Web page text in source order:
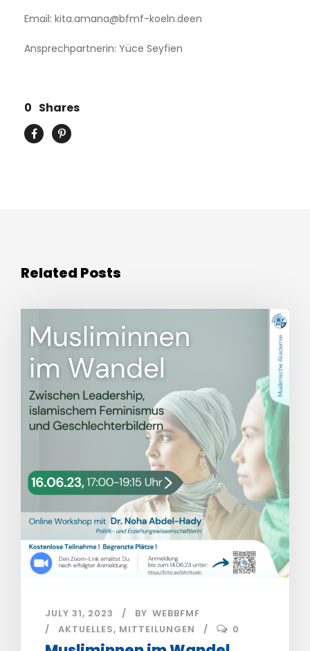
Email: kita.amana@bfmf-koeln.deen
Ansprechpartnerin: Yüce Seyfien
0 Shares
Related Posts
JULY 31, 2023 BY WEBBFMF
AKTUELLES, MITTEILUNGEN 0